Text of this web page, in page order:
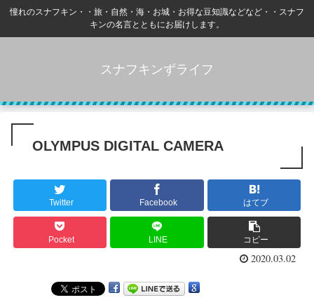
憧れのスナフキン・・旅・自然・海・お城・お得な豆知識などなど・・スナフ
キンの名言とともにお届けします。
スナフキンずライフ
OLYMPUS DIGITAL CAMERA
Twitter Facebook はてブ
Pocket LINE コピー
2020.03.02